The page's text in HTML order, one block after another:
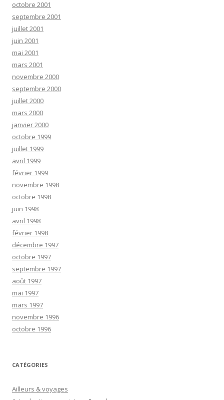
octobre 2001
septembre 2001
juillet 2001
juin 2001
mai 2001
mars 2001
novembre 2000
septembre 2000
juillet 2000
mars 2000
janvier 2000
octobre 1999
juillet 1999
avril 1999
février 1999
novembre 1998
octobre 1998
juin 1998
avril 1998
février 1998
décembre 1997
octobre 1997
septembre 1997
août 1997
mai 1997
mars 1997
novembre 1996
octobre 1996
CATÉGORIES
Ailleurs & voyages